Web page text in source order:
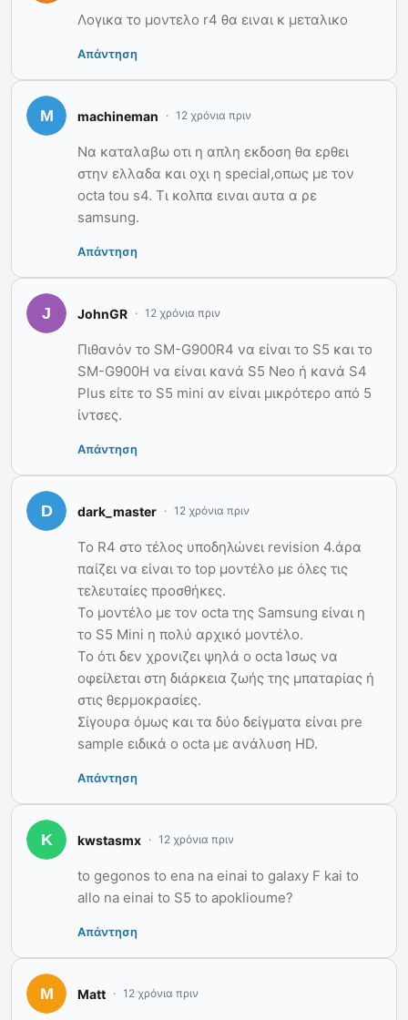
Λογικα το μοντελο r4 θα ειναι κ μεταλικο
Απάντηση
machineman 12 χρόνια πριν
Να καταλαβω οτι η απλη εκδοση θα ερθει
στην ελλαδα και οχι η special,οπως με τον
octa tou s4. Τι κολπα ειναι αυτα α ρε
samsung.
Απάντηση
JohnGR 12 χρόνια πριν
Πιθανόν το SM-G900R4 να είναι το S5 και το
SM-G900H να είναι κανά S5 Neo ή κανά S4
Plus είτε το S5 mini αν είναι μικρότερο από 5
ίντσες.
Απάντηση
dark_master 12 χρόνια πριν
Το R4 στο τέλος υποδηλώνει revision 4.άρα
παίζει να είναι το top μοντέλο με όλες τις
τελευταίες προσθήκες.
Το μοντέλο με τον octa της Samsung είναι η
το S5 Mini η πολύ αρχικό μοντέλο.
Το ότι δεν χρονιζει ψηλά ο octa Ίσως να
οφείλεται στη διάρκεια ζωής της μπαταρίας ή
στις θερμοκρασίες.
Σίγουρα όμως και τα δύο δείγματα είναι pre
sample ειδικά ο octa με ανάλυση HD.
Απάντηση
kwstasmx 12 χρόνια πριν
to gegonos to ena na einai to galaxy F kai to
allo na einai to S5 to apoklioume?
Απάντηση
Matt 12 χρόνια πριν